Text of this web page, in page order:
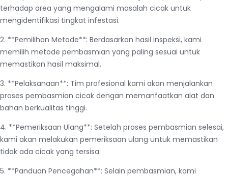
terhadap area yang mengalami masalah cicak untuk
mengidentifikasi tingkat infestasi.
2. **Pemilihan Metode**: Berdasarkan hasil inspeksi, kami
memilih metode pembasmian yang paling sesuai untuk
memastikan hasil maksimal.
3. **Pelaksanaan**: Tim profesional kami akan menjalankan
proses pembasmian cicak dengan memanfaatkan alat dan
bahan berkualitas tinggi.
4. **Pemeriksaan Ulang**: Setelah proses pembasmian selesai,
kami akan melakukan pemeriksaan ulang untuk memastikan
tidak ada cicak yang tersisa.
5. **Panduan Pencegahan**: Selain pembasmian, kami